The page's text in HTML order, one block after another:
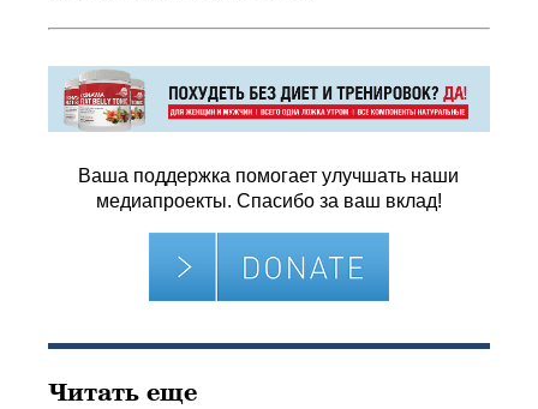
Ваша поддержка помогает улучшать наши
медиапроекты. Спасибо за ваш вклад!
Читать еще